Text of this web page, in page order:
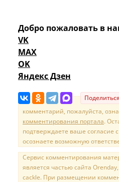
Добро пожаловать в
VK
MAX
OK
Яндекс Дзен
Поделиться
комментарий, пожалуйста,
комментирования портала.
подтверждаете ваше
осознаете возможную
Сервис комментирования
является частью сайта
cackle. При размещении